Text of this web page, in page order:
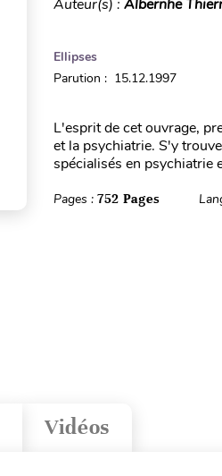
Auteur(s) : Albernhe
Ellipses
Parution : 15.12.1997
L'esprit de cet ouvrage,
et la psychiatrie. S'y
spécialisés en psychiatrie
Pages : 752 Pages
Vidéos